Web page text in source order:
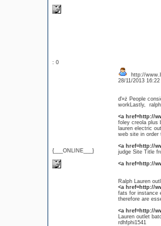
: 0
{___ONLINE___}
http://
28/11/2013
ď»ż People
workLastly,
<a href=http://
foley creola plus
lauren electric
web site in order
<a href=http://
judge Site Title
<a href=http://
Ralph Lauren
<a href=http://
fats for instance
therefore are
<a href=http://
Lauren outlet
rdhfphi1541